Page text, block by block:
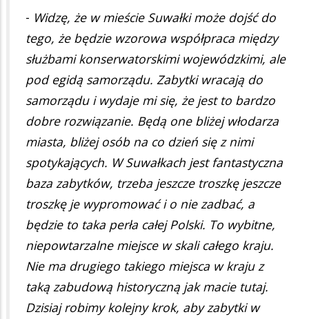
- Widzę, że w mieście Suwałki może dojść do
tego, że będzie wzorowa współpraca między
służbami konserwatorskimi wojewódzkimi, ale
pod egidą samorządu. Zabytki wracają do
samorządu i wydaje mi się, że jest to bardzo
dobre rozwiązanie. Będą one bliżej włodarza
miasta, bliżej osób na co dzień się z nimi
spotykających. W Suwałkach jest fantastyczna
baza zabytków, trzeba jeszcze troszkę jeszcze
troszkę je wypromować i o nie zadbać, a
będzie to taka perła całej Polski. To wybitne,
niepowtarzalne miejsce w skali całego kraju.
Nie ma drugiego takiego miejsca w kraju z
taką zabudową historyczną jak macie tutaj.
Dzisiaj robimy kolejny krok, aby zabytki w